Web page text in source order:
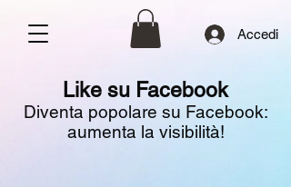
Accedi
Like su Facebook
Diventa popolare su Facebook:
aumenta la visibilità!